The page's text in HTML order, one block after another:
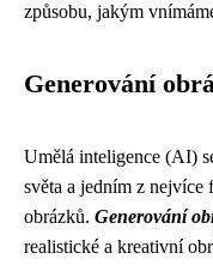
způsobu, jakým
Generování
Umělá inteligence (AI)
světa a jedním z
obrázků. Generování
realistické a kreativní